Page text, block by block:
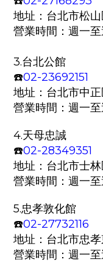
地址： 台北市松
營業時間：週一至
3.台北公館
☎️02-23692151
地址： 台北市中
營業時間：週一至
4.天母忠誠
☎️02-28349351
地址： 台北市士
營業時間：週一至
5.忠孝敦化館
☎️02-27732116
地址： 台北市忠
營業時間：週一至